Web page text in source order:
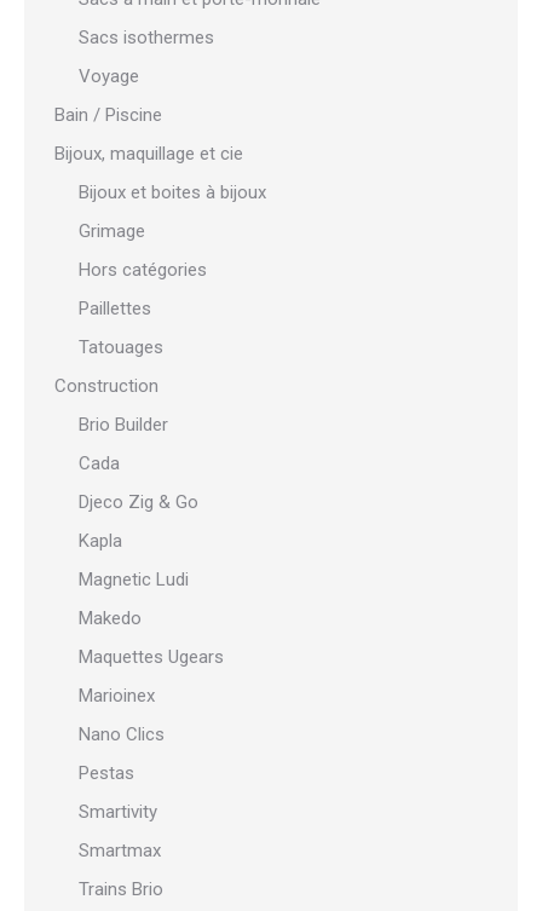
Sacs isothermes
Voyage
Bain / Piscine
Bijoux, maquillage et cie
Bijoux et boites à bijoux
Grimage
Hors catégories
Paillettes
Tatouages
Construction
Brio Builder
Cada
Djeco Zig & Go
Kapla
Magnetic Ludi
Makedo
Maquettes Ugears
Marioinex
Nano Clics
Pestas
Smartivity
Smartmax
Trains Brio